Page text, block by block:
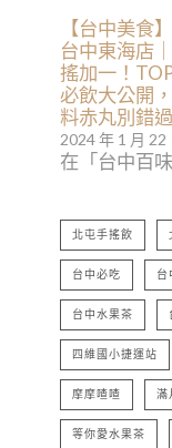
【台中美食
台中東海店
搖加一！
必飲大公開
料赤丸別錯過
2024 年 1 月 22
在「台中百
北屯手搖飲
台中必吃 台
台中水果茶
四維國小捷運站
摩摩喳喳 滿
等你愛水果茶